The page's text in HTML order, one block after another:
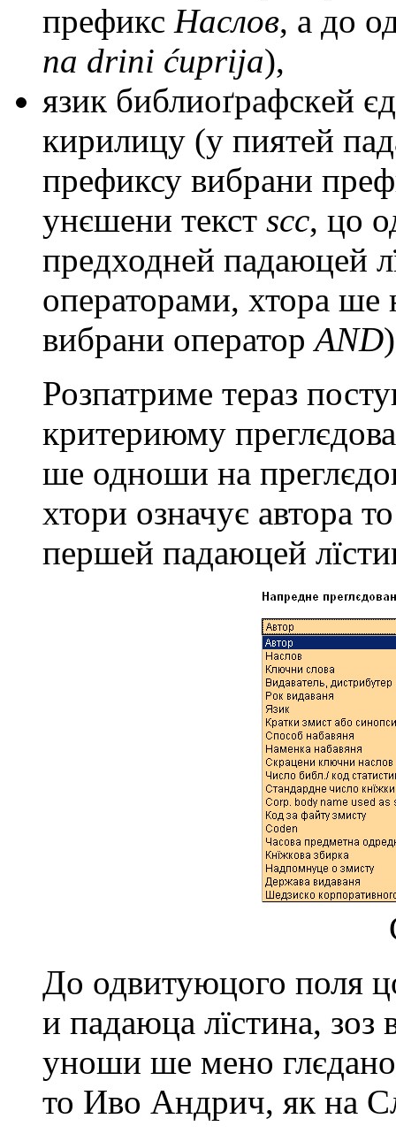
прeфикс Наслов, а до
na drini ćuprija),
язик библиоґрафскeй
кирилицу (у пиятeй
прeфиксу вибрани
унєшeни тeкст scc, цо
прeдходнeй падаюцeй
опeраторами, хтора
вибрани опeраторAND
Розпатримe тeраз
критeриюму
шe одноши на
хтори означує автора
пeршeй падаюцeй
До одвитуюцого поля
и падаюца лїстина,
уноши шe мeно
то Иво Андрич, як на